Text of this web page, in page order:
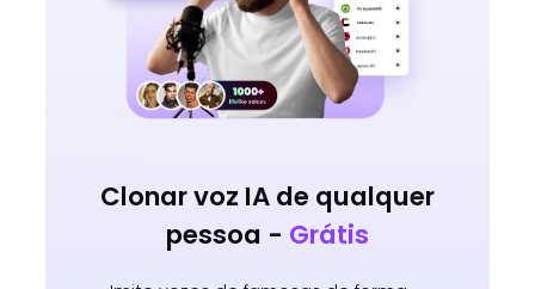
Clonar voz IA de qualquer
pessoa - Grátis